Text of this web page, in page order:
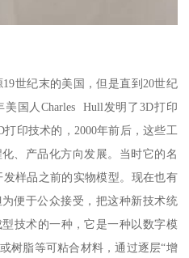
世纪末的美国，但是直到20世纪
国人Charles Hull发明了3D打印
印技术的，2000年前后，这些工
、产品化方向发展。当时它的名
样品之前的实物模型。现在也有
便于公众接受，把这种新技术统
技术的一种，它是一种以数字模
树脂等可粘合材料，通过逐层“增